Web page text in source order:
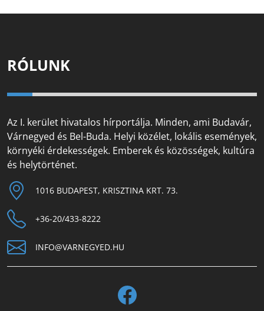
RÓLUNK
Az I. kerület hivatalos hírportálja. Minden, ami Budavár,
Várnegyed és Bel-Buda. Helyi közélet, lokális események,
környéki érdekességek. Emberek és közösségek, kultúra
és helytörténet.
1016 BUDAPEST, KRISZTINA KRT. 73.
+36-20/433-8222
INFO@VARNEGYED.HU